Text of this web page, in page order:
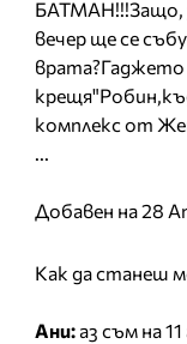
БАТМАН!!!Защо,
вечер ще се
врата?Гаджето
комплекс от
...
Добавен на 28
Как да станеш
Ани: аз съм на